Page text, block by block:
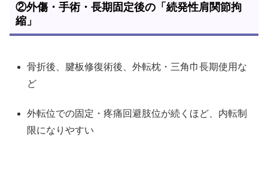
②外傷・手術・長期固定後の「続発性肩関節拘
縮」
骨折後、腱板修復術後、外転枕・三角巾長期使用な
ど
外転位での固定・疼痛回避肢位が続くほど、内転制
限になりやすい